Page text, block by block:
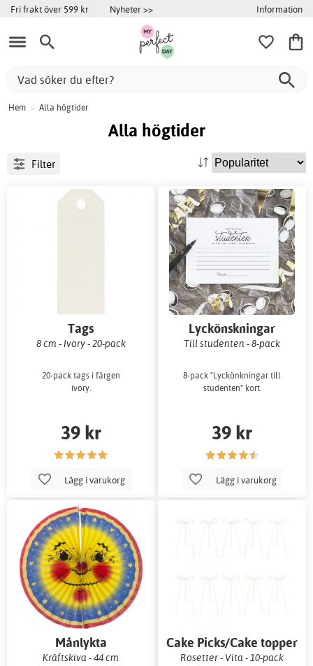
Fri frakt över 599 kr Nyheter >> Information
Hem > Alla högtider
Alla högtider
Filter
Tags
8 cm - Ivory - 20-pack
20-pack tags i färgen
ivory.
39 kr
Lägg i varukorg
Lyckönskningar
Till studenten - 8-pack
8-pack "Lyckönkningar till
studenten" kort.
39 kr
Lägg i varukorg
Månlykta
Kräftskiva - 44 cm
Cake Picks/Cake topper
Rosetter - Vita - 10-pack